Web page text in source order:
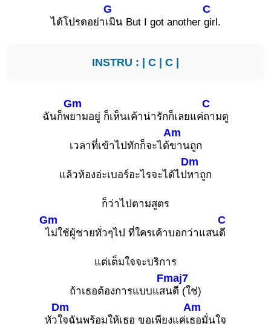
ได้โปรดอย่า
G
เมิน But I got another
C
girl.
INSTRU : | C | C |
ฉันก็พ
Gm
ยามอยู่ ก็เห็นเค้าน่ารักก็เลยแค่
C
ถามดู
เวลาที่เข้าไปทักก็จะได้
Am
ขานถูก
แล้วห้องอ่ะเบอร์อะไรจะได้ไป
Dm
หาถูก
ก็ว่าไปตามสูตร
Gm
ไม่ใช้ผู้ชายทั่วๆไป ที่ใครเค้าบอกว่าแสน
C
ดี
แต่เต็มใจจะบริการ
ถ้าเธอต้องการแบบแส
Fmaj7
นดี (ใช่)
หัว
Dm
ใจฉันพร้อมให้เธอ ขอเพียงแค่เ
Am
ธอมั่นใจ